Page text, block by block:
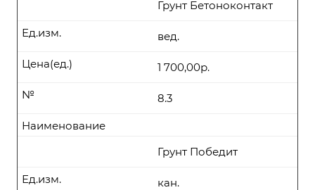
Грунт Бетоноконтакт
вед.
Ед.изм.
1 700,00р.
Цена(ед.)
8.3
№
Наименование
Грунт Победит
кан.
Ед.изм.